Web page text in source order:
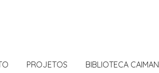
PROJETOS BIBLIOTECA CAIMAN